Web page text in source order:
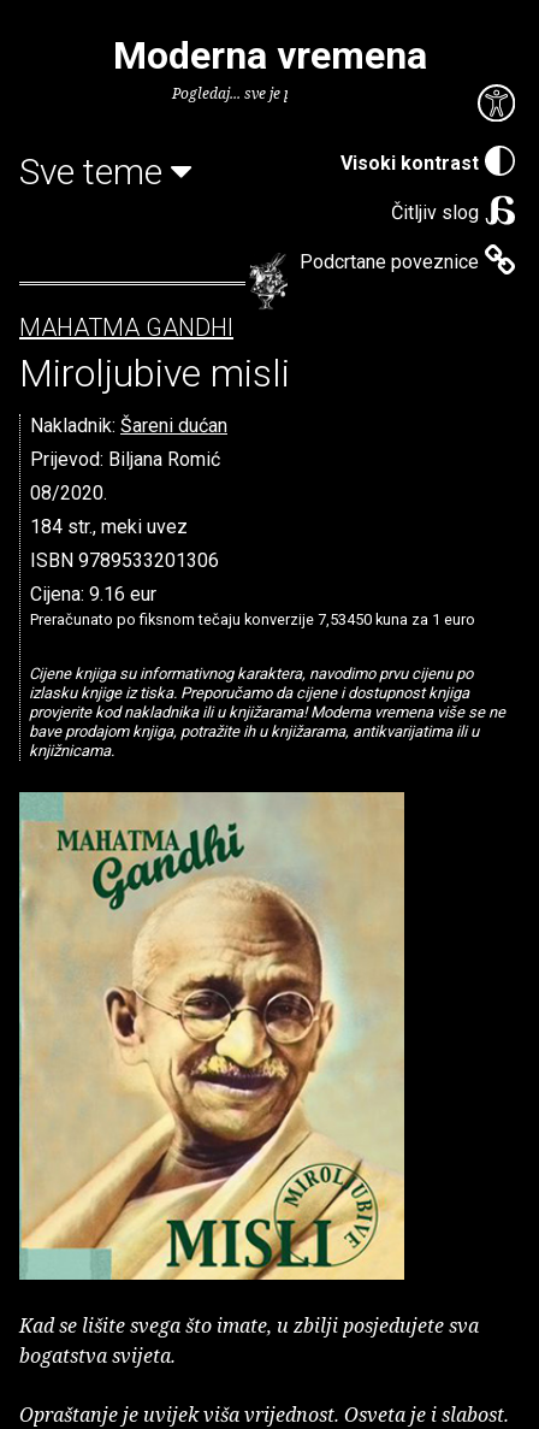
Visoki kontrast
Čitljiv slog
Podcrtane poveznice
Moderna vremena
Pogledaj... sve je puno knjiga.
Sve teme
MAHATMA GANDHI
Miroljubive misli
Nakladnik: Šareni dućan
Prijevod: Biljana Romić
08/2020.
184 str., meki uvez
ISBN 9789533201306
Cijena: 9.16 eur
Preračunato po fiksnom tečaju konverzije 7,53450 kuna za 1 euro
Cijene knjiga su informativnog karaktera, navodimo prvu cijenu po
izlasku knjige iz tiska. Preporučamo da cijene i dostupnost knjiga
provjerite kod nakladnika ili u knjižarama! Moderna vremena više se ne
bave prodajom knjiga, potražite ih u knjižarama, antikvarijatima ili u
knjižnicama.
Kad se lišite svega što imate, u zbilji posjedujete sva
bogatstva svijeta.
Opraštanje je uvijek viša vrijednost. Osveta je i slabost.